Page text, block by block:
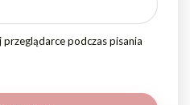
podczas pisania